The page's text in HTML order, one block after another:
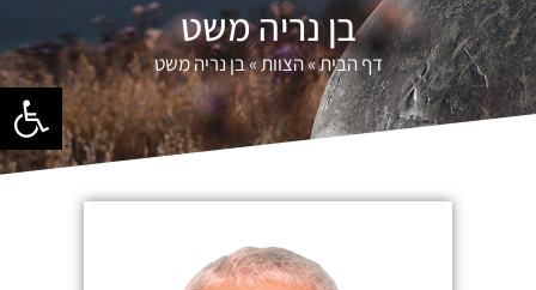
פתח
בן נריה משט
דף הבית»הצוות»בן נריה משט